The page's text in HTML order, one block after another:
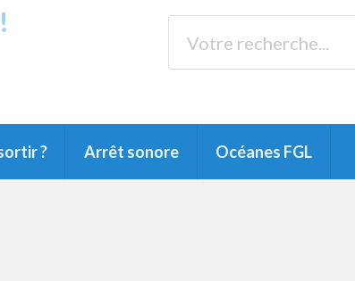
? Arrêt sonore Océanes FGL